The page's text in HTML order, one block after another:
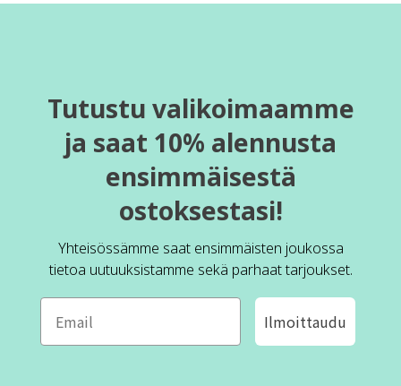
Tutustu valikoimaamme
ja saat 10% alennusta
ensimmäisestä
ostoksestasi!
Yhteisössämme saat ensimmäisten joukossa
tietoa uutuuksistamme sekä parhaat tarjoukset.
Ilmoittaudu